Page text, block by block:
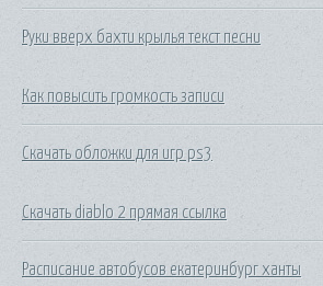
Руки вверх бахти крылья текст песни
Как повысить громкость записи
Скачать обложки для игр ps3
Скачать diablo 2 прямая ссылка
Расписание автобусов екатеринбург ханты